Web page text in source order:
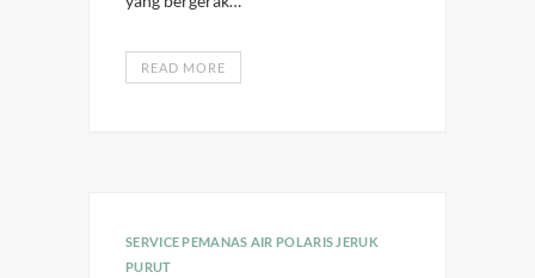
READ MORE
SERVICE PEMANAS AIR POLARIS JERUK
PURUT